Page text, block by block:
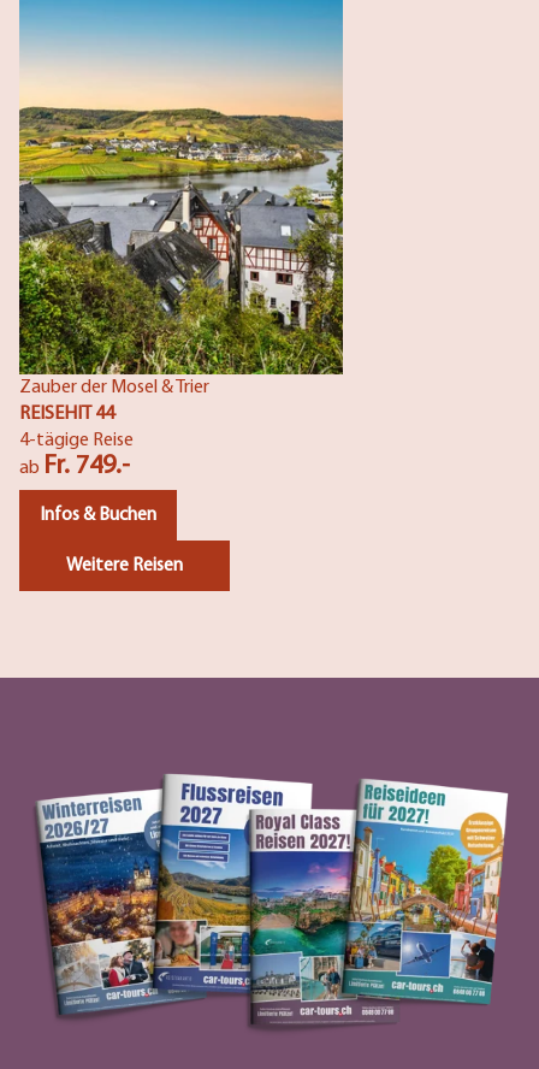
Zauber der Mosel & Trier
REISEHIT 44
4-tägige Reise
ab Fr. 749.-
Infos & Buchen
Weitere Reisen